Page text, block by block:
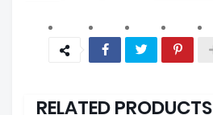
RELATED PRODUCTS